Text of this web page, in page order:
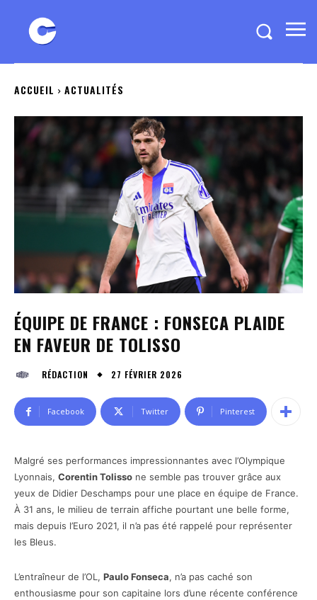
ACCUEIL ACTUALITÉS
ÉQUIPE DE FRANCE : FONSECA PLAIDE
EN FAVEUR DE TOLISSO
RÉDACTION 27 FÉVRIER 2026
Facebook Twitter Pinterest
Malgré ses performances impressionnantes avec l’Olympique
Lyonnais, Corentin Tolisso ne semble pas trouver grâce aux
yeux de Didier Deschamps pour une place en équipe de France.
À 31 ans, le milieu de terrain affiche pourtant une belle forme,
mais depuis l’Euro 2021, il n’a pas été rappelé pour représenter
les Bleus.
L’entraîneur de l’OL, Paulo Fonseca, n’a pas caché son
enthousiasme pour son capitaine lors d’une récente conférence